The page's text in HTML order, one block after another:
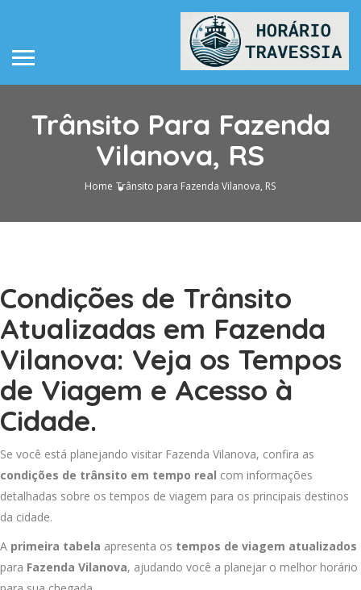
Trânsito Para Fazenda
Vilanova, RS
Home Trânsito para Fazenda Vilanova, RS
Condições de Trânsito
Atualizadas em Fazenda
Vilanova: Veja os Tempos
de Viagem e Acesso à
Cidade.
Se você está planejando visitar Fazenda Vilanova, confira as
condições de trânsito em tempo real com informações
detalhadas sobre os tempos de viagem para os principais destinos
da cidade.
A primeira tabela apresenta os tempos de viagem atualizados
para Fazenda Vilanova, ajudando você a planejar o melhor horário